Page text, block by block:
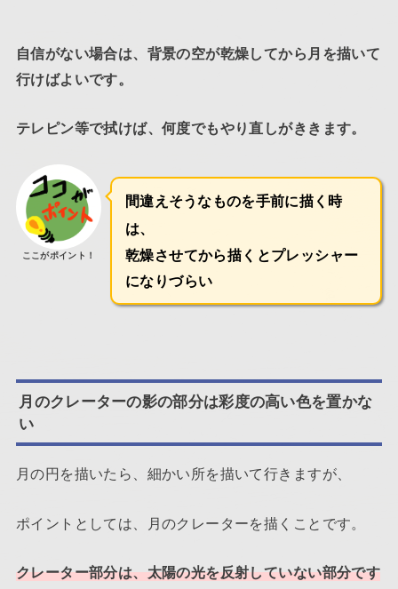
自信がない場合は、背景の空が乾燥してから月を描いて
行けばよいです。
テレピン等で拭けば、何度でもやり直しがききます。
ここがポイント！
間違えそうなものを手前に描く時
は、
乾燥させてから描くとプレッシャー
になりづらい
月のクレーターの影の部分は彩度の高い色を置かな
い
月の円を描いたら、細かい所を描いて行きますが、
ポイントとしては、月のクレーターを描くことです。
クレーター部分は、太陽の光を反射していない部分です